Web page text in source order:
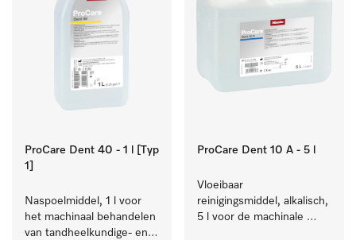
ProCare Dent 40 - 1 l [Typ
1]
Naspoelmiddel, 1 l voor
het machinaal behandelen
van tandheelkundige- en
ProCare Dent 10 A - 5 l
Vloeibaar
reinigingsmiddel, alkalisch,
5 l voor de machinale